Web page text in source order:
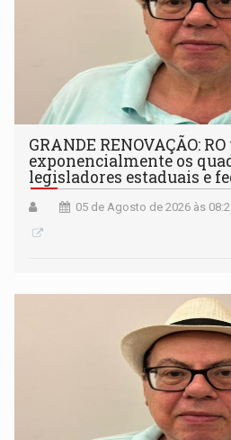
GRANDE RENOVAÇÃO:
exponencialmente os
legisladores estaduais e
05 de Agosto de 2026 às